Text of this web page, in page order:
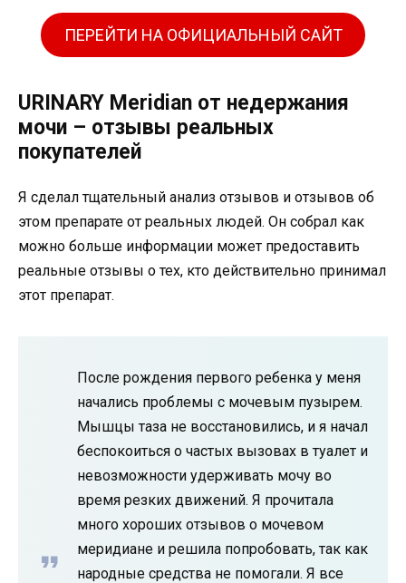
ПЕРЕЙТИ НА ОФИЦИАЛЬНЫЙ САЙТ
URINARY Meridian от недержания
мочи – отзывы реальных
покупателей
Я сделал тщательный анализ отзывов и отзывов об
этом препарате от реальных людей. Он собрал как
можно больше информации может предоставить
реальные отзывы о тех, кто действительно принимал
этот препарат.
После рождения первого ребенка у меня
начались проблемы с мочевым пузырем.
Мышцы таза не восстановились, и я начал
беспокоиться о частых вызовах в туалет и
невозможности удерживать мочу во
время резких движений. Я прочитала
много хороших отзывов о мочевом
меридиане и решила попробовать, так как
народные средства не помогали. Я все